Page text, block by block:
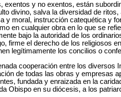
exentos y no exentos, están
divino, salva la diversidad de
y moral, instrucción catequética y
en cualquier obra en lo que se
bajo la autoridad de los
firme el derecho de los religiosos
legítimamente los concilios o
cooperación entre los
de todas las obras y empresas
fundada y enraizada en la
Obispo en su diócesis, a los